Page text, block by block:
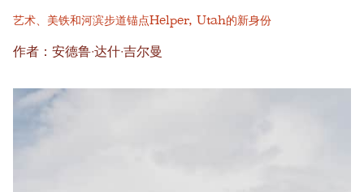
艺术、美铁和河滨步道锚点Helper, Utah的新身份
作者：安德鲁·达什·吉尔曼